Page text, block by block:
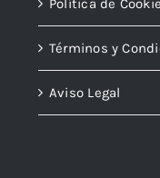
Política de
Términos y
Aviso Legal